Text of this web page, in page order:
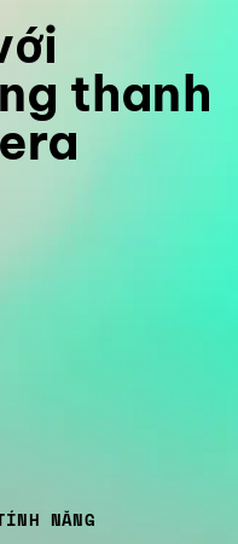
thanh
NĂNG